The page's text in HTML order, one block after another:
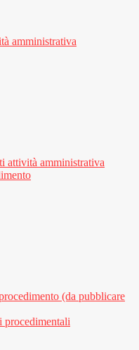
amministrativa
attività amministrativa
(da pubblicare
procedimentali